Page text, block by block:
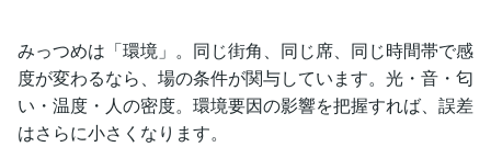
みっつめは「環境」。同じ街角、同じ席、同じ時間帯で感
度が変わるなら、場の条件が関与しています。光・音・匂
い・温度・人の密度。環境要因の影響を把握すれば、誤差
はさらに小さくなります。